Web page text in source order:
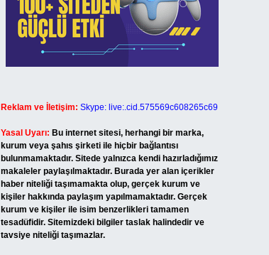
Reklam ve İletişim: Skype: live:.cid.575569c608265c69
Yasal Uyarı: Bu internet sitesi, herhangi bir marka,
kurum veya şahıs şirketi ile hiçbir bağlantısı
bulunmamaktadır. Sitede yalnızca kendi hazırladığımız
makaleler paylaşılmaktadır. Burada yer alan içerikler
haber niteliği taşımamakta olup, gerçek kurum ve
kişiler hakkında paylaşım yapılmamaktadır. Gerçek
kurum ve kişiler ile isim benzerlikleri tamamen
tesadüfidir. Sitemizdeki bilgiler taslak halindedir ve
tavsiye niteliği taşımazlar.